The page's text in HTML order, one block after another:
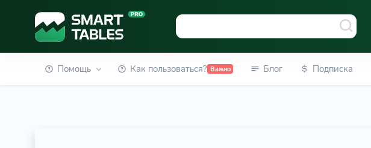
Помощь Как пользоваться? Важно Блог Подписка